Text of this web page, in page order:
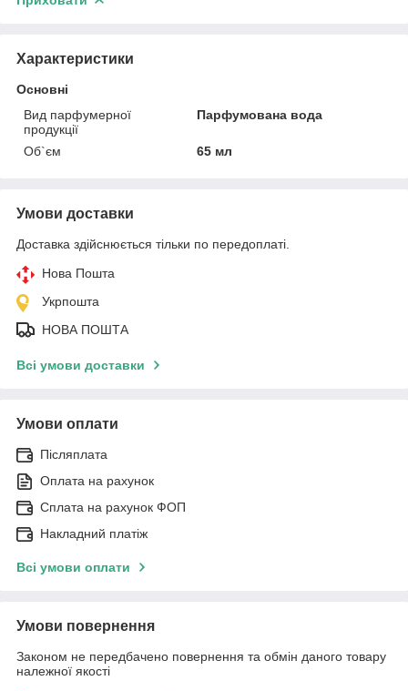
Характеристики
Основні
Вид парфумерної
продукції
Парфумована вода
Об`єм 65 мл
Умови доставки
Доставка здійснюється тільки по передоплаті.
Нова Пошта
Укрпошта
НОВА ПОШТА
Всі умови доставки
Умови оплати
Післяплата
Оплата на рахунок
Сплата на рахунок ФОП
Накладний платіж
Всі умови оплати
Умови повернення
Законом не передбачено повернення та обмін даного товару
належної якості